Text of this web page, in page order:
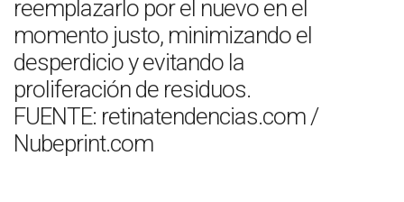
reemplazarlo por el nuevo en el
momento justo, minimizando el
desperdicio y evitando la
proliferación de residuos.
FUENTE: retinatendencias.com /
Nubeprint.com